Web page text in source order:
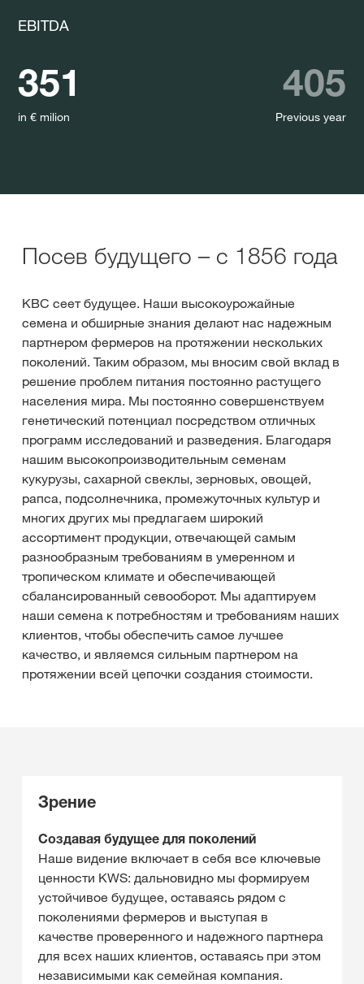
EBITDA
351
in € milion
405
Previous year
Посев будущего – с 1856 года
KBC сеет будущее. Наши высокоурожайные
семена и обширные знания делают нас надежным
партнером фермеров на протяжении нескольких
поколений. Таким образом, мы вносим свой вклад в
решение проблем питания постоянно растущего
населения мира. Мы постоянно совершенствуем
генетический потенциал посредством отличных
программ исследований и разведения. Благодаря
нашим высокопроизводительным семенам
кукурузы, сахарной свеклы, зерновых, овощей,
рапса, подсолнечника, промежуточных культур и
многих других мы предлагаем широкий
ассортимент продукции, отвечающей самым
разнообразным требованиям в умеренном и
тропическом климате и обеспечивающей
сбалансированный севооборот. Мы адаптируем
наши семена к потребностям и требованиям наших
клиентов, чтобы обеспечить самое лучшее
качество, и являемся сильным партнером на
протяжении всей цепочки создания стоимости.
Зрение
Создавая будущее для поколений
Наше видение включает в себя все ключевые
ценности KWS: дальновидно мы формируем
устойчивое будущее, оставаясь рядом с
поколениями фермеров и выступая в
качестве проверенного и надежного партнера
для всех наших клиентов, оставаясь при этом
независимыми как семейная компания.